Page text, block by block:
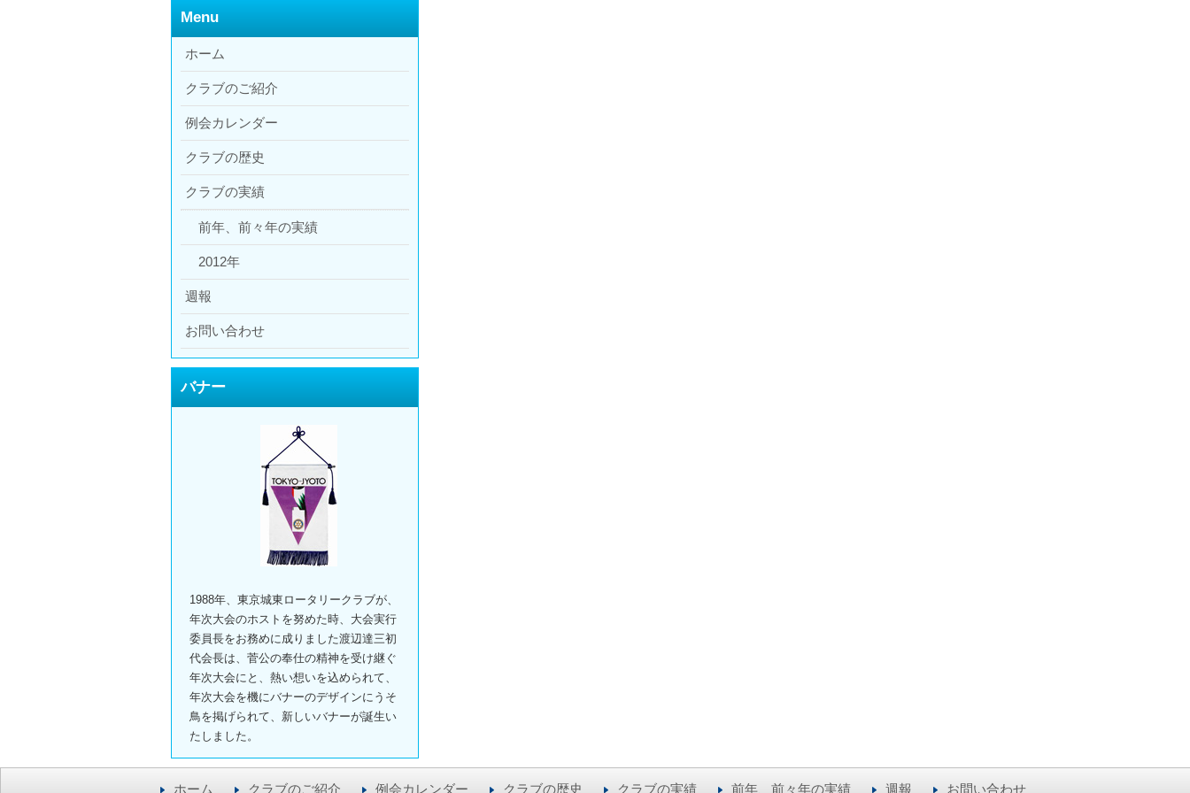
Menu
ホーム
クラブのご紹介
例会カレンダー
クラブの歴史
クラブの実績
前年、前々年の実績
2012年
週報
お問い合わせ
バナー
1988年、東京城東ロータリークラブが、
年次大会のホストを努めた時、大会実行
委員長をお務めに成りました渡辺達三初
代会長は、菅公の奉仕の精神を受け継ぐ
年次大会にと、熱い想いを込められて、
年次大会を機にバナーのデザインにうそ
鳥を掲げられて、新しいバナーが誕生い
たしました。
ホーム クラブのご紹介 例会カレンダー クラブの歴史 クラブの実績 前年、前々年の実績 週報 お問い合わせ